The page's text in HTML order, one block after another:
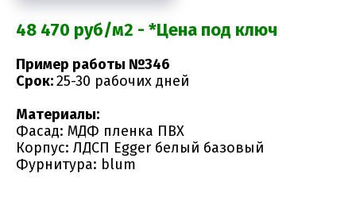
48 470 руб/м2 - *Цена под ключ
Пример работы №346
Срок:25-30 рабочих дней
Материалы:
Фасад: МДФ пленка ПВХ
Корпус: ЛДСП Egger белый базовый
Фурнитура: blum